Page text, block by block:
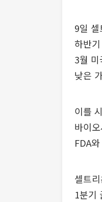
9일 셀
하반
3월
낮은
이를
바이
FDA
셀트
1분기